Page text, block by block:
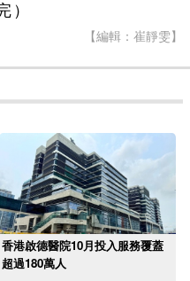
）
【編輯：崔靜雯】
香港啟德醫院10月投入服務覆蓋
超過180萬人